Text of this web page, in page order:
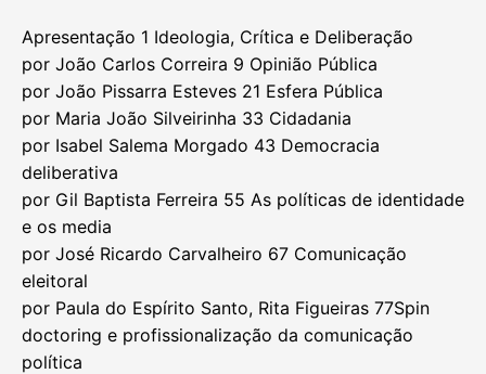
Apresentação 1 Ideologia, Crítica e Deliberação
por João Carlos Correira 9 Opinião Pública
por João Pissarra Esteves 21 Esfera Pública
por Maria João Silveirinha 33 Cidadania
por Isabel Salema Morgado 43 Democracia
deliberativa
por Gil Baptista Ferreira 55 As políticas de identidade
e os media
por José Ricardo Carvalheiro 67 Comunicação
eleitoral
por Paula do Espírito Santo, Rita Figueiras 77Spin
doctoring e profissionalização da comunicação
política